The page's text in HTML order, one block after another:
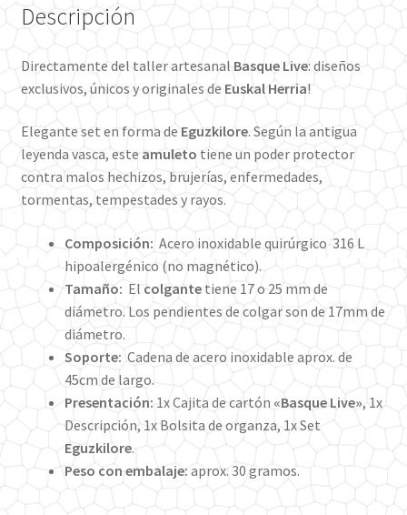
Descripción
Directamente del taller artesanalBasque Live: diseños
exclusivos, únicos y originales de Euskal Herria!
Elegante set en forma de Eguzkilore. Según la antigua
leyenda vasca, este amuleto tiene un poder protector
contra malos hechizos, brujerías, enfermedades,
tormentas, tempestades y rayos.
Composición: Acero inoxidable quirúrgico 316 L
hipoalergénico (no magnético).
Tamaño: El colgantetiene 17 o 25 mm de
diámetro. Los pendientes de colgar son de 17mm de
diámetro.
Soporte: Cadena de acero inoxidable aprox. de
45cm de largo.
Presentación:1x Cajita de cartón «Basque Live», 1x
Descripción, 1x Bolsita de organza, 1x Set
Eguzkilore.
Peso con embalaje: aprox. 30 gramos.